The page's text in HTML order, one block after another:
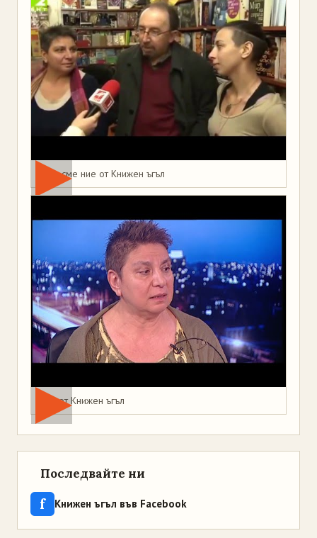
Това сме ние от Книжен ъгъл
Мая от Книжен ъгъл
Последвайте ни
f Книжен ъгъл във Facebook